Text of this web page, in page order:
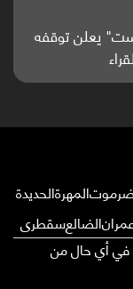
بدراسة
المهرةالحديدة
عمرانالضالعسقطرى
في أي حال من